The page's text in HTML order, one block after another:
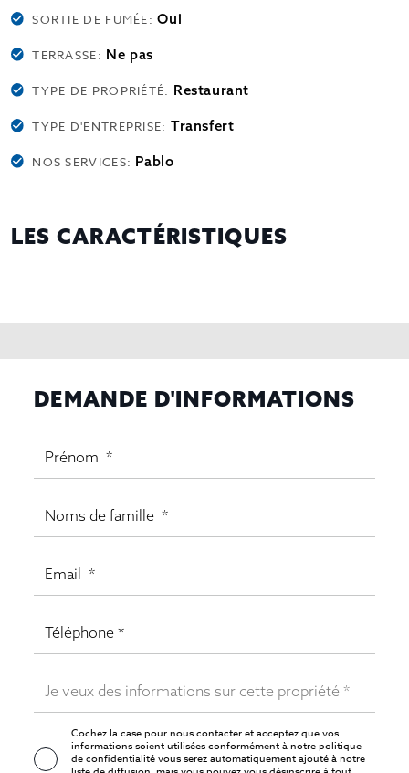
SORTIE DE FUMÉE:Oui
TERRASSE: Ne pas
TYPE DE PROPRIÉTÉ: Restaurant
TYPE D'ENTREPRISE: Transfert
NOS SERVICES: Pablo
LES CARACTÉRISTIQUES
DEMANDE D'INFORMATIONS
Cochez la case pour nous contacter et acceptez que vos
informations soient utilisées conformément à notrepolitique
de confidentialitévous serez automatiquement ajouté à notre